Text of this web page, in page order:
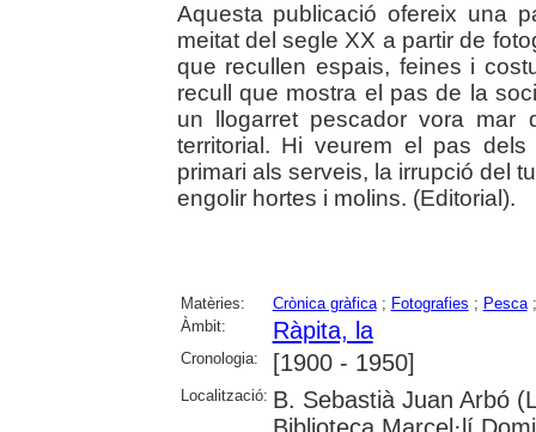
Aquesta publicació ofereix una
meitat del segle XX a partir de
que recullen espais, feines i
recull que mostra el pas de la
un llogarret pescador vora mar
territorial. Hi veurem el pas
primari als serveis, la irrupció del
engolir hortes i molins. (Editorial).
Matèries: Crònica gràfica; Fotografies ; Pesca
Àmbit:
Ràpita, la
Cronologia: [1900 - 1950]
Localització: B. Sebastià Juan Arbó